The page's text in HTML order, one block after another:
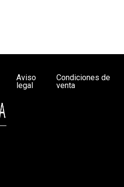
Aviso
legal
Condiciones de
venta